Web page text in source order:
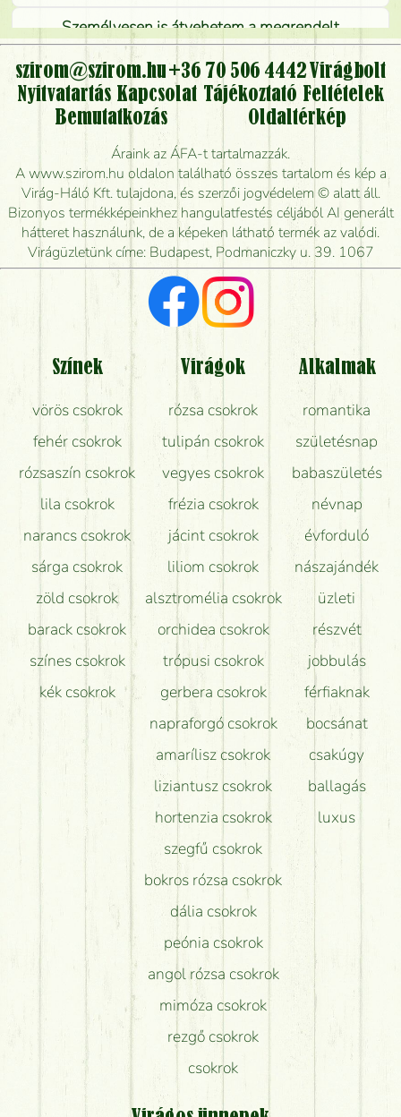
Személyesen is átvehetem a megrendelt
virágcsokrot, vagy csak virágküldéssel, kiszállítással
kérhető?
Vidékre is lehet rendelni?
Meddig rendelhetek virágküldést úgy, hogy még ma
kiszállítsák?
Mennyire gyorsan tudják elkészíteni a csokrot, és
mikor tudják leghamarabb kiszállítani?
Vörös rózsát keresek, van önöknél?
Milyen visszajelzést kapok a virágküldésről?
Tényleg azt kapom, ami a képen van?
Mit kell tudni a virágcsokrok szállításáról?
Hogy marad a lehető legtovább friss a csokor?
Tudok adventi koszorút vásárolni boltban?
szirom@szirom.hu +36 70 506 4442Virágbolt
Nyitvatartás Kapcsolat Tájékoztató Feltételek
Bemutatkozás
Oldaltérkép
Áraink az ÁFA-t tartalmazzák.
A www.szirom.hu oldalon található összes tartalom és kép a
Virág-Háló Kft. tulajdona, és szerzői jogvédelem © alatt áll.
Bizonyos termékképeinkhez hangulatfestés céljából AI generált
hátteret használunk, de a képeken látható termék az valódi.
Virágüzletünk címe: Budapest, Podmaniczky u. 39. 1067
Színek
vörös csokrok
fehér csokrok
rózsaszín csokrok
lila csokrok
narancs csokrok
sárga csokrok
zöld csokrok
barack csokrok
színes csokrok
kék csokrok
Virágok
rózsa csokrok
tulipán csokrok
vegyes csokrok
frézia csokrok
jácint csokrok
liliom csokrok
alsztromélia csokrok
orchidea csokrok
trópusi csokrok
gerbera csokrok
napraforgó csokrok
amarílisz csokrok
liziantusz csokrok
hortenzia csokrok
szegfű csokrok
bokros rózsa csokrok
dália csokrok
peónia csokrok
angol rózsa csokrok
mimóza csokrok
rezgő csokrok
csokrok
Alkalmak
romantika
születésnap
babaszületés
névnap
évforduló
nászajándék
üzleti
részvét
jobbulás
férfiaknak
bocsánat
csakúgy
ballagás
luxus